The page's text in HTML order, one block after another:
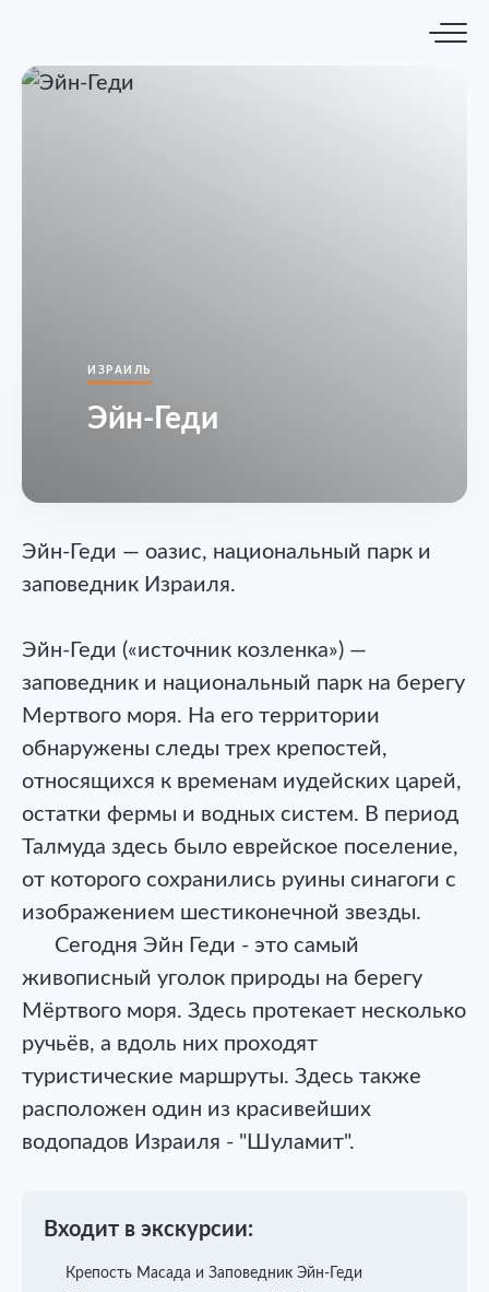
ИЗРАИЛЬ
Эйн-Геди
Эйн-Геди — оазис, национальный парк и
заповедник Израиля.
Эйн-Геди («источник козленка») —
заповедник и национальный парк на берегу
Мертвого моря. На его территории
обнаружены следы трех крепостей,
относящихся к временам иудейских царей,
остатки фермы и водных систем. В период
Талмуда здесь было еврейское поселение,
от которого сохранились руины синагоги с
изображением шестиконечной звезды.
Сегодня Эйн Геди - это самый
живописный уголок природы на берегу
Мёртвого моря. Здесь протекает несколько
ручьёв, а вдоль них проходят
туристические маршруты. Здесь также
расположен один из красивейших
водопадов Израиля - "Шуламит".
Входит в экскурсии:
Крепость Масада и Заповедник Эйн-Геди